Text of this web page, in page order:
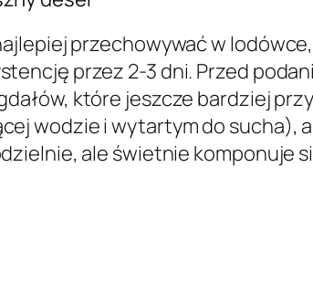
przechowywać w
przez 2-3 dni. Przed
które jeszcze bardziej
wodzie i wytartym do sucha),
ale świetnie komponuje